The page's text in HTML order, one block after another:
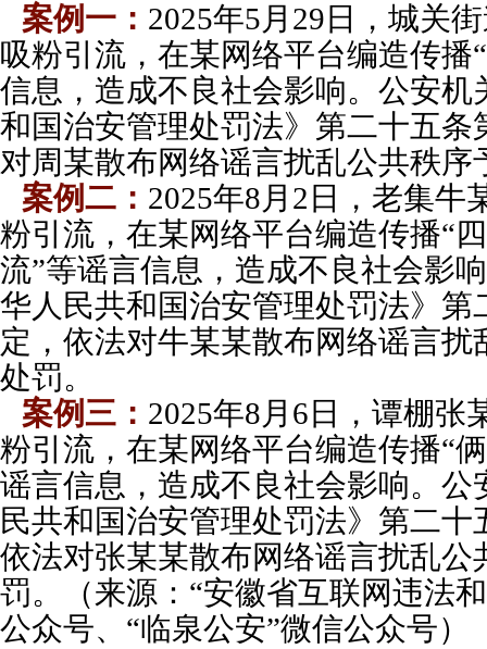
案例一： 2025年5月29日，城关
吸粉引流，在某网络平台编造传播
信息， 造成不良社会影响。公安机
和国治安管理处罚法》第二十五条
对周某散布网络谣言扰乱公共秩序
案例二： 2025年8月2日，老集牛
粉引流，在某网络平台编造传播“
流”等谣言信息， 造成不良社会影
华人民共和国治安管理处罚法》第
定，依法对牛某某散布网络谣言扰
处罚。
案例三： 2025年8月6日，谭棚张
粉引流，在某网络平台编造传播“
谣言信息， 造成不良社会影响。公
民共和国治安管理处罚法》第二
依法对张某某散布网络谣言扰乱公
罚。（来源：“安徽省互联网违法
公众号、“临泉公安”微信公众号）